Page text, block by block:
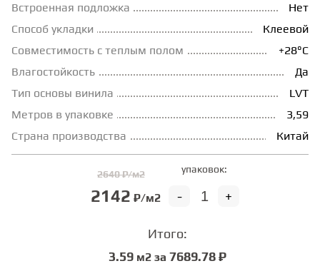
МАССИВНАЯ ДОСКА
ИНЖЕНЕРНЫЙ МОДУЛЬ
СТУПЕНИ
ФАНЕРА
ЛАМИНАТ MSPC
Встроенная подложка
Нет
Способ укладки
Клеевой
Совместимость с теплым полом
+28°С
Влагостойкость
Да
Тип основы винила
LVT
Метров в упаковке
3,59
Страна производства
Китай
2640 ₽/м2
2142 ₽/м2
упаковок:
+
-
Итого:
3.59м2 за 7689.78 ₽